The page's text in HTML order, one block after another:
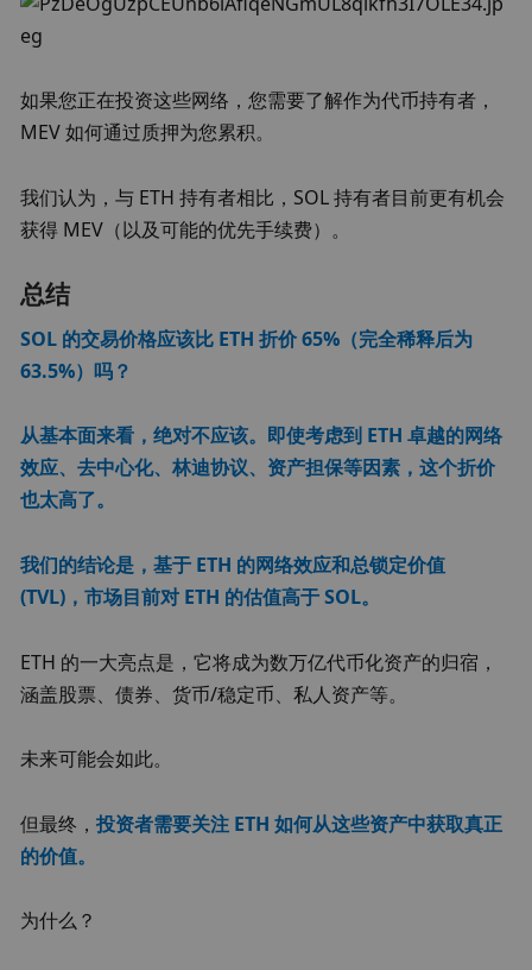
如果您正在投资这些网络，您需要了解作为代币持有者，
MEV 如何通过质押为您累积。
我们认为，与 ETH 持有者相比，SOL 持有者目前更有机会
获得 MEV（以及可能的优先手续费）。
总结
SOL 的交易价格应该比 ETH 折价 65%（完全稀释后为
63.5%）吗？
从基本面来看，绝对不应该。即使考虑到 ETH 卓越的网络
效应、去中心化、林迪协议、资产担保等因素，这个折价
也太高了。
我们的结论是，基于 ETH 的网络效应和总锁定价值
(TVL)，市场目前对 ETH 的估值高于 SOL。
ETH 的一大亮点是，它将成为数万亿代币化资产的归宿，
涵盖股票、债券、货币/稳定币、私人资产等。
未来可能会如此。
但最终，投资者需要关注 ETH 如何从这些资产中获取真正
的价值。
为什么？